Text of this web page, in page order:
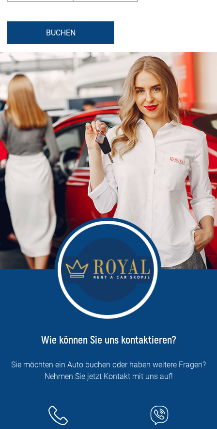
BUCHEN
Wie können Sie uns kontaktieren?
Sie möchten ein Auto buchen oder haben weitere Fragen?
Nehmen Sie jetzt Kontakt mit uns auf!